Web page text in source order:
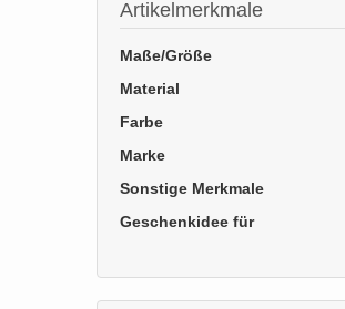
Artikelmerkmale
Maße/Größe
Material
Farbe
Marke
Sonstige Merkmale
Geschenkidee für